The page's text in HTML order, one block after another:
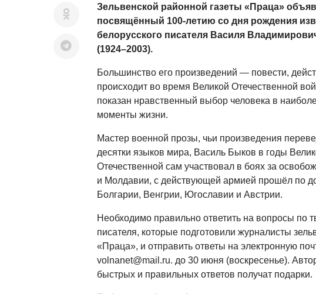
Зельвенской районной газеты «Праца»
посвящённый 100-летию со дня рождения
белорусского писателя Василя
(1924–2003).
Большинство его произведений — повести,
происходит во время Великой Отечественной
показан нравственный выбор человека в
моменты жизни.
Мастер военной прозы, чьи произведения
десятки языков мира, Василь Быков в годы
Отечественной сам участвовал в боях за
и Молдавии, с действующей армией прошёл по
Болгарии, Венгрии, Югославии и Австрии.
Необходимо правильно ответить на вопросы по
писателя, которые подготовили журналисты
«Праца», и отправить ответы на электронную
volnanet@mail.ru. до 30 июня (воскресенье).
быстрых и правильных ответов получат подарки.